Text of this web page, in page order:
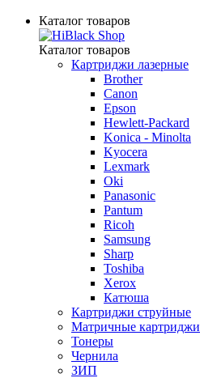
Каталог товаров
Каталог товаров
Картриджи лазерные
Brother
Canon
Epson
Hewlett-Packard
Konica - Minolta
Kyocera
Lexmark
Oki
Panasonic
Pantum
Ricoh
Samsung
Sharp
Toshiba
Xerox
Катюша
Картриджи струйные
Матричные картриджи
Тонеры
Чернила
ЗИП